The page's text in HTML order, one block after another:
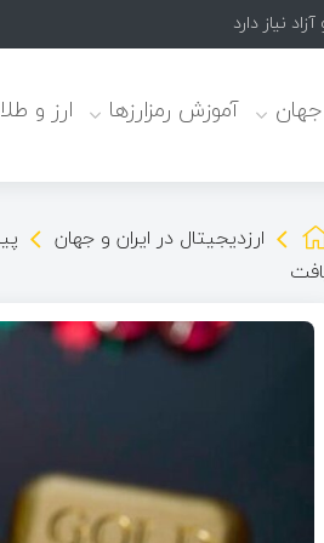
نیاز دارد
جهان آموزش رمزارزها ارز و طلا
ارزدیجیتال در ایران و جهان